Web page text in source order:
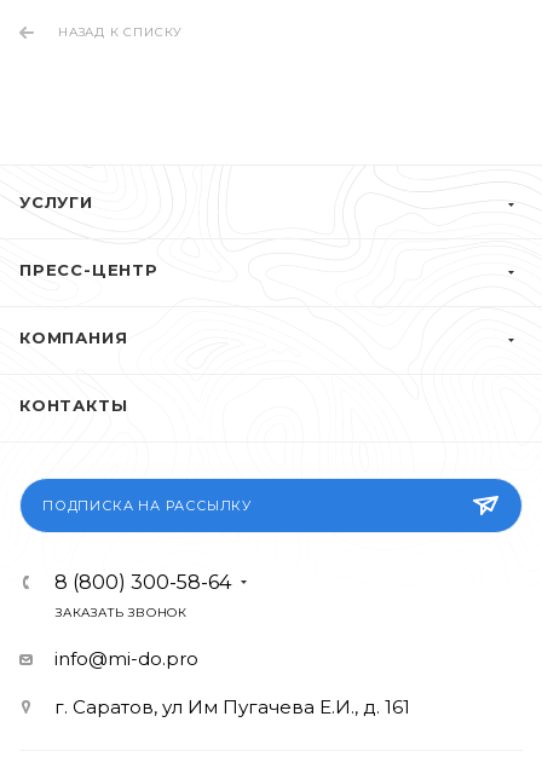
НАЗАД К СПИСКУ
УСЛУГИ
ПРЕСС-ЦЕНТР
КОМПАНИЯ
КОНТАКТЫ
ПОДПИСКА НА РАССЫЛКУ
8 (800) 300-58-64
ЗАКАЗАТЬ ЗВОНОК
info@mi-do.pro
г. Саратов, ул Им Пугачева Е.И., д. 161